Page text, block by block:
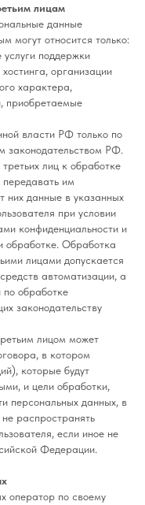
лицам
данные
могут относится только:
поддержки
организации
характера,
приобретаемые
власти РФ только по
законодательством РФ.
лиц к обработке
передавать им
них данные в указанных
при условии
конфиденциальности и
обработке. Обработка
лицами допускается
автоматизации, а
обработке
законодательству
лицом может
в котором
которые будут
и цели обработки,
персональных данных, в
распространять
если иное не
Федерации.
оператор по своему